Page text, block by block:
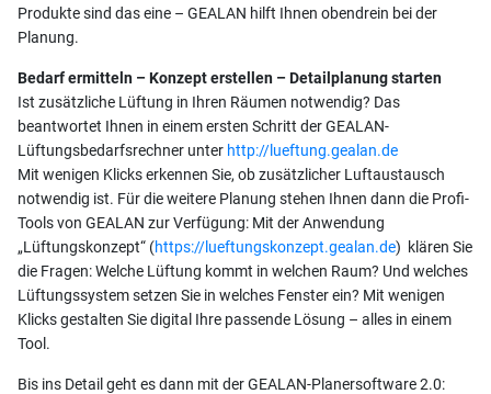
Produkte sind das eine – GEALAN hilft Ihnen obendrein bei der
Planung.
Bedarf ermitteln – Konzept erstellen – Detailplanung starten
Ist zusätzliche Lüftung in Ihren Räumen notwendig? Das
beantwortet Ihnen in einem ersten Schritt der GEALAN-
Lüftungsbedarfsrechner unter http://lueftung.gealan.de
Mit wenigen Klicks erkennen Sie, ob zusätzlicher Luftaustausch
notwendig ist. Für die weitere Planung stehen Ihnen dann die Profi-
Tools von GEALAN zur Verfügung: Mit der Anwendung
„Lüftungskonzept“ (https://lueftungskonzept.gealan.de) klären Sie
die Fragen: Welche Lüftung kommt in welchen Raum? Und welches
Lüftungssystem setzen Sie in welches Fenster ein? Mit wenigen
Klicks gestalten Sie digital Ihre passende Lösung – alles in einem
Tool.
Bis ins Detail geht es dann mit der GEALAN-Planersoftware 2.0: